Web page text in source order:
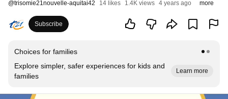
@trisomie21nouvelle-aquitai42 14 likes 1.4K views 4 years ago more
Subscribe
Choices for families
Explore simpler, safer experiences for kids and
families
Learn more